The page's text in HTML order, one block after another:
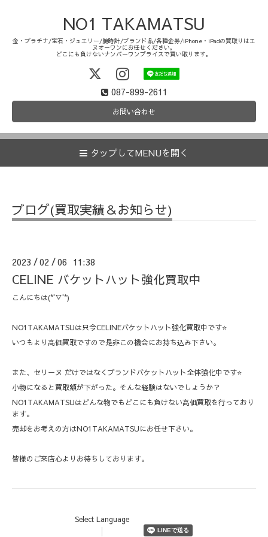
NO1 TAKAMATSU
金・プラチナ/宝石・ジュエリー/腕時計/ブランド品/各種金券/iPhone・iPadの買取りはエ
ヌオーワンにお任せください。
どこにも負けないナンバーワンプライスで買い取ります。
087-899-2611
お問い合わせ
タップしてMENUを開く
ブログ(買取実績＆お知らせ)
2023 /02 /06 11:38
CELINE バケットハット強化買取中
こんにちは(*'▽'*)
NO1TAKAMATSUは只今CELINEバケットハット強化買取中です⭐️
いつもより高価買取ですので是非この機会にお持ち込み下さい。
また、セリーヌ だけではなくブランドバケットハット全体強化中です⭐️
小物になると買取額が下がった。そんな経験はないでしょうか？
NO1TAKAMATSUはどんな物でもどこにも負けない高価買取を行っており
ます。
売却をお考えの方はNO1TAKAMATSUにお任せ下さい。
皆様のご来店心よりお待ちしております。
Select Language